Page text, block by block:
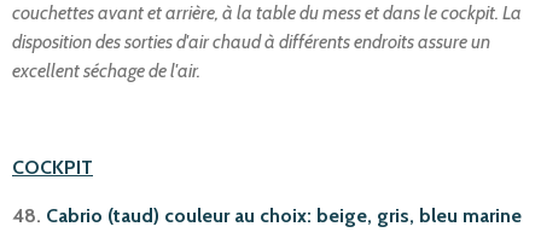
couchettes avant et arrière, à la table du mess et dans le cockpit. La
disposition des sorties d'air chaud à différents endroits assure un
excellent séchage de l'air.
COCKPIT
48. Cabrio (taud) couleur au choix: beige, gris, bleu marine